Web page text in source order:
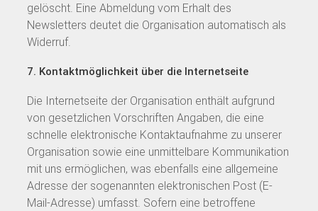
gelöscht. Eine Abmeldung vom Erhalt des
Newsletters deutet die Organisation automatisch als
Widerruf.
7. Kontaktmöglichkeit über die Internetseite
Die Internetseite der Organisation enthält aufgrund
von gesetzlichen Vorschriften Angaben, die eine
schnelle elektronische Kontaktaufnahme zu unserer
Organisation sowie eine unmittelbare Kommunikation
mit uns ermöglichen, was ebenfalls eine allgemeine
Adresse der sogenannten elektronischen Post (E-
Mail-Adresse) umfasst. Sofern eine betroffene